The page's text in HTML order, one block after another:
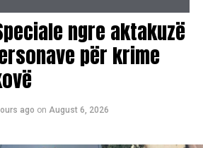
ngre aktakuzë
për krime
ago on August 6, 2026